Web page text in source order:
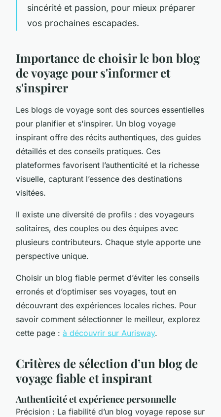
sincérité et passion, pour mieux préparer
vos prochaines escapades.
Importance de choisir le bon blog
de voyage pour s'informer et
s'inspirer
Les blogs de voyage sont des sources essentielles
pour planifier et s'inspirer. Un blog voyage
inspirant offre des récits authentiques, des guides
détaillés et des conseils pratiques. Ces
plateformes favorisent l’authenticité et la richesse
visuelle, capturant l’essence des destinations
visitées.
Il existe une diversité de profils : des voyageurs
solitaires, des couples ou des équipes avec
plusieurs contributeurs. Chaque style apporte une
perspective unique.
Choisir un blog fiable permet d’éviter les conseils
erronés et d’optimiser ses voyages, tout en
découvrant des expériences locales riches. Pour
savoir comment sélectionner le meilleur, explorez
cette page : à découvrir sur Aurisway.
Critères de sélection d’un blog de
voyage fiable et inspirant
Authenticité et expérience personnelle
Précision : La fiabilité d’un blog voyage repose sur